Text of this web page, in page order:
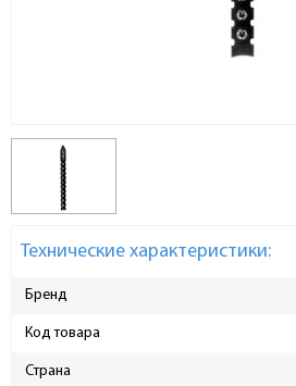
Технические характеристики:
Бренд
Код товара
Страна